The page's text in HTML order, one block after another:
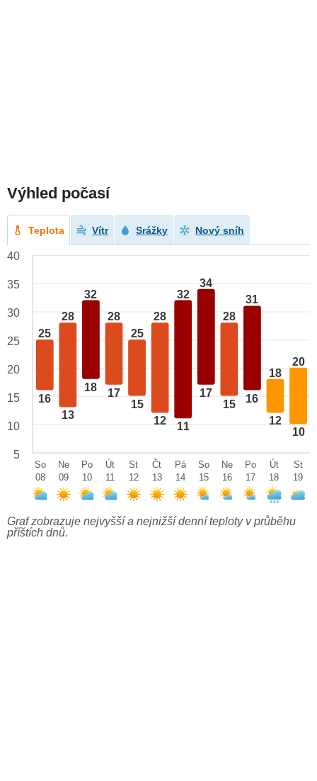
Výhled počasí
Teplota Vítr Srážky Nový sníh
25
16
28
13
32
18
28
17
25
15
28
12
32
11
34
17
28
15
31
16
18
12
20
10
40
35
30
25
20
15
10
5
So
08
Ne
09
Po
10
Út
11
St
12
Čt
13
Pá
14
So
15
Ne
16
Po
17
Út
18
St
19
Graf zobrazuje nejvyšší a nejnižší denní teploty v průběhu
příštích dnů.